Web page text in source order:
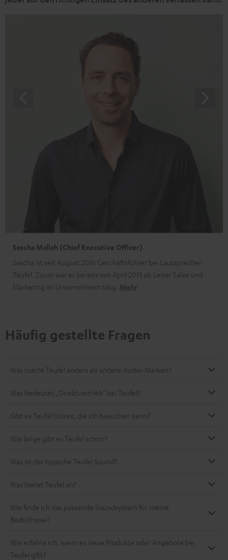
Sascha Mallah (Chief Executive Officer)
Sascha ist seit August 2016 Geschäftsführer bei Lautsprecher
Teufel. Zuvor war er bereits seit April 2013 als Leiter Sales und
Marketing im Unternehmen tätig. Mehr
Häufig gestellte Fragen
Was macht Teufel anders als andere Audio-Marken?
Was bedeutet „Direktvertrieb“ bei Teufel?
Gibt es Teufel Stores, die ich besuchen kann?
Wie lange gibt es Teufel schon?
Was ist der typische Teufel Sound?
Was bietet Teufel an?
Wie finde ich das passende Soundsystem für meine
Bedürfnisse?
Wie erfahre ich, wenn es neue Produkte oder Angebote bei
Teufel gibt?